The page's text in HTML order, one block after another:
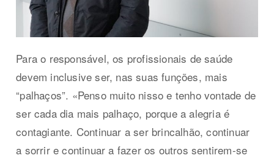
Para o responsável, os profissionais de saúde
devem inclusive ser, nas suas funções, mais
“palhaços”. «Penso muito nisso e tenho vontade de
ser cada dia mais palhaço, porque a alegria é
contagiante. Continuar a ser brincalhão, continuar
a sorrir e continuar a fazer os outros sentirem-se